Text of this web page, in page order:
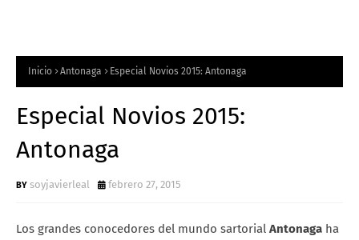
Inicio Antonaga Especial Novios 2015: Antonaga
Especial Novios 2015:
Antonaga
soyjavierleal febrero 27, 2015
Los grandes conocedores del mundo sartorial Antonaga ha